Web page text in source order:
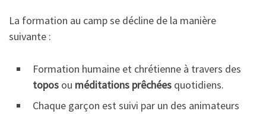
La formation au camp se décline de la manière
suivante :
Formation humaine et chrétienne à travers des
topos ou méditations prêchées quotidiens.
Chaque garçon est suivi par un des animateurs